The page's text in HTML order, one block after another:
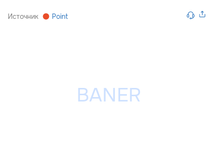
Источник Point